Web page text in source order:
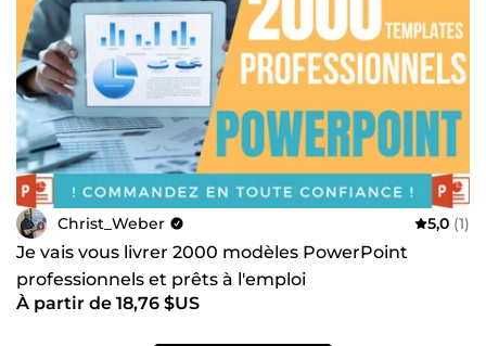
Christ_Weber 5,0 (1)
Je vais vous livrer 2000 modèles PowerPoint
professionnels et prêts à l'emploi
À partir de 18,76 $US